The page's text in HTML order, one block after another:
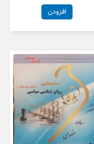
افزودن